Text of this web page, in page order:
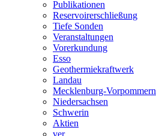
Publikationen
Reservoirerschließung
Tiefe Sonden
Veranstaltungen
Vorerkundung
Esso
Geothermiekraftwerk
Landau
Mecklenburg-Vorpommern
Niedersachsen
Schwerin
Aktien
ver